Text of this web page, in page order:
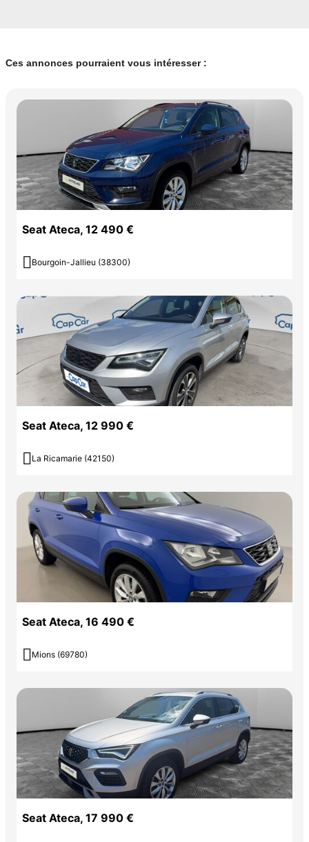
Ces annonces pourraient vous intéresser :
Seat Ateca, 12 490 €
 Bourgoin-Jallieu (38300)
Seat Ateca, 12 990 €
 La Ricamarie (42150)
Seat Ateca, 16 490 €
 Mions (69780)
Seat Ateca, 17 990 €